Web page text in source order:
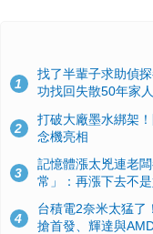
1
找了半輩子求助偵
功找回失散50年家人
2
打破大廠墨水綁架
念機亮相
3
記憶體漲太兇連老
常」：再漲下去不
4
台積電2奈米太猛了
搶首發、輝達與